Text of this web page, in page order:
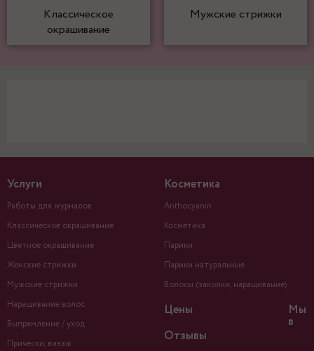
Классическое
окрашивание
Мужские стрижки
Услуги
Работы для журналов
Классическое окрашивание
Цветное окрашивание
Женские стрижки
Мужские стрижки
Наращивание волос
Выпрямление / уход
Прически, визаж
Косметика
Anthocyanin
Косметика
Парики
Парики натуральные
Волосы (заколки, наращивание)
Цены
Отзывы
Мы
в